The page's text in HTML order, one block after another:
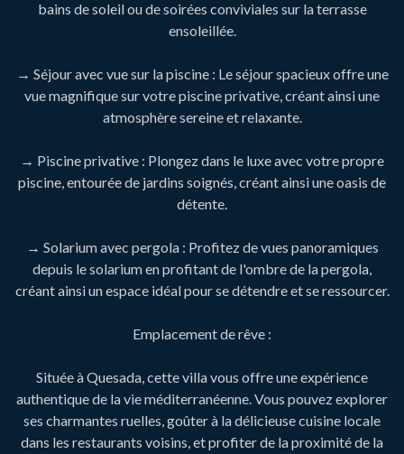
bains de soleil ou de soirées conviviales sur la terrasse
ensoleillée.
→ Séjour avec vue sur la piscine : Le séjour spacieux offre une
vue magnifique sur votre piscine privative, créant ainsi une
atmosphère sereine et relaxante.
→ Piscine privative : Plongez dans le luxe avec votre propre
piscine, entourée de jardins soignés, créant ainsi une oasis de
détente.
→ Solarium avec pergola : Profitez de vues panoramiques
depuis le solarium en profitant de l'ombre de la pergola,
créant ainsi un espace idéal pour se détendre et se ressourcer.
Emplacement de rêve :
Située à Quesada, cette villa vous offre une expérience
authentique de la vie méditerranéenne. Vous pouvez explorer
ses charmantes ruelles, goûter à la délicieuse cuisine locale
dans les restaurants voisins, et profiter de la proximité de la